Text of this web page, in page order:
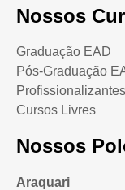
Nossos
Graduação EAD
Pós-Graduação
Cursos Livres
Nossos
Araquari